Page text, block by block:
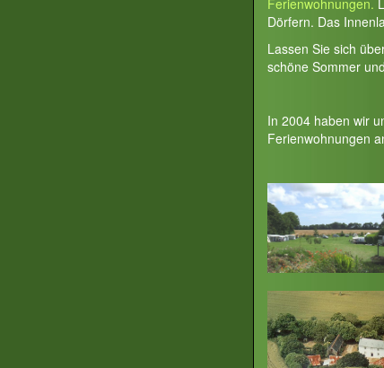
Ferienwohnungen.
Dörfern. Das
Lassen Sie sich
schöne Sommer
In 2004 haben wir
Ferienwohnungen